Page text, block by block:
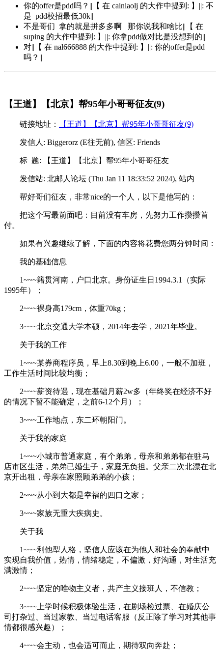
你的offer是pdd吗？||【 在 cainiaolj 的大作中提到: 】||: 不
是 pdd校招最低30k||
不是哥们 拿的就是拼多多啊 那你说我和啥比||【 在
suping 的大作中提到: 】||: 你拿pdd做对比是没想到的||
对||【 在 nal666888 的大作中提到: 】||: 你的offer是pdd
吗？||
【王道】【北京】帮95年小哥哥征友(9)
链接地址： 【王道】【北京】帮95年小哥哥征友(9)
发信人: Biggerorz (E往无前), 信区: Friends
标 题: 【王道】【北京】帮95年小哥哥征友
发信站: 北邮人论坛 (Thu Jan 11 18:33:52 2024), 站内
帮好哥们征友，非常nice的一个人，以下是他写的：
把这个写最前面吧：目前没有车房，先努力工作攒攒首
付。
如果有兴趣继续了解，下面的内容将花费您两分钟时间：
我的基础信息
1~~~籍贯河南，户口北京。身份证生日1994.3.1（实际
1995年）；
2~~~裸身高179cm，体重70kg；
3~~~北京交通大学本硕，2014年去学，2021年毕业。
关于我的工作
1~~~某券商程序员，早上8.30到晚上6.00，一般不加班，
工作生活时间比较均衡；
2~~~薪资待遇，现在基础月薪2w多（年终奖在经济不好
的情况下暂不能确定，之前6-12个月）；
3~~~工作地点，东二环朝阳门。
关于我的家庭
1~~~小城市普通家庭，有个弟弟，母亲和弟弟都在驻马
店市区生活，弟弟已婚生子，家庭无负担。父亲二次北漂在北
京开出租，母亲在家照顾弟弟的小孩；
2~~~从小到大都是幸福的四口之家；
3~~~家族无重大疾病史。
关于我
1~~~利他型人格，坚信人应该在为他人和社会的奉献中
实现自我价值，热情，情绪稳定，不偏激，好沟通，对生活充
满激情；
2~~~坚定的唯物主义者，共产主义接班人，不信教；
3~~~上学时候积极体验生活，在剧场检过票、在婚庆公
司打杂过、当过家教、当过电话客服（反正除了学习对其他事
情都很感兴趣）；
4~~~会主动，也会适可而止，期待双向奔赴；